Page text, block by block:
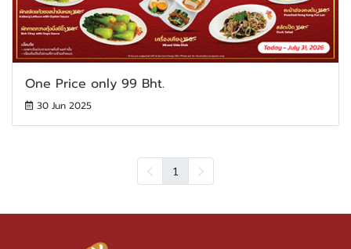
One Price only 99 Bht.
30 Jun 2025
1